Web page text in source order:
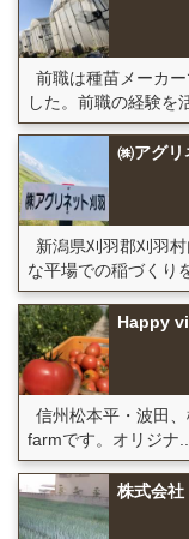
前職は種苗メーカ
した。前職の経験を
㈱アグリ
新潟県刈羽郡刈羽
な平場での稲づくり
Happy
信州松本平・波田
farmです。オリジナ...
株式会